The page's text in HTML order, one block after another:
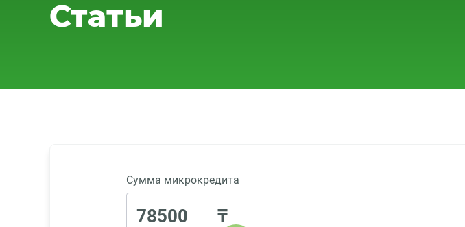
Статьи
Сумма микрокредита
₸